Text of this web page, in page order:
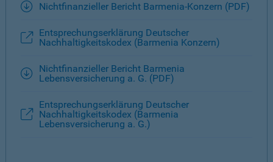
Nichtfinanzieller Bericht Barmenia-Konzern (PDF)
Entsprechungserklärung Deutscher
Nachhaltigkeitskodex (Barmenia Konzern)
Nichtfinanzieller Bericht Barmenia
Lebensversicherung a. G. (PDF)
Entsprechungserklärung Deutscher
Nachhaltigkeitskodex (Barmenia
Lebensversicherung a. G.)